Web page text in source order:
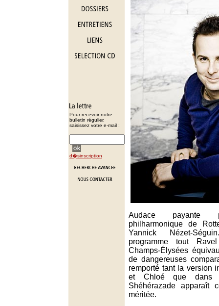
Pour recevoir notre
bulletin régulier,
saisissez votre e-mail :
d�sinscription
Audace payante
philharmonique de
Yannick Nézet-
programme tout
Champs-Élysées
de dangereuses
remporté tant la version
et Chloé que dans
Shéhérazade apparaît
méritée.